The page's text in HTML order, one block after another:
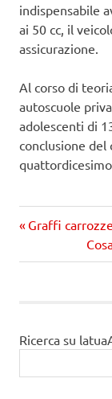
indispensabile
ai 50 cc, il
assicurazione.
Al corso di
autoscuole
adolescenti di
conclusione del
articoli
Precedente
Graffi
Ricerca su